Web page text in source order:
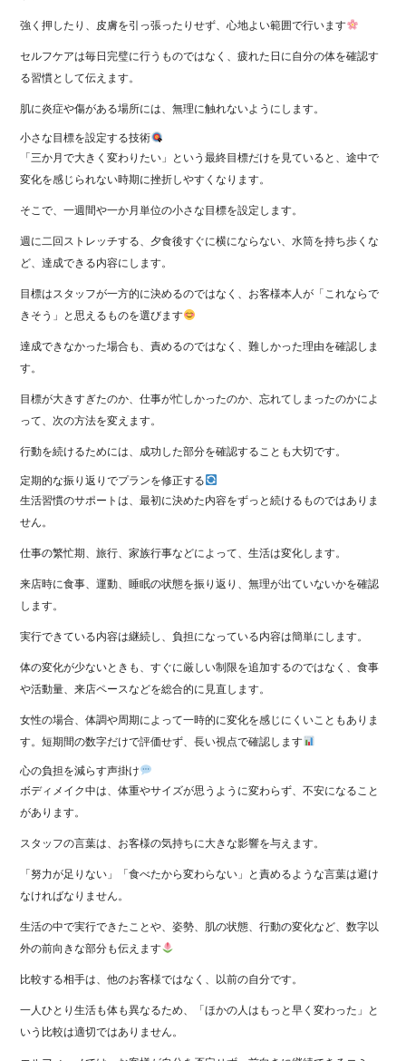
強く押したり、皮膚を引っ張ったりせず、心地よい範囲で行います
セルフケアは毎日完璧に行うものではなく、疲れた日に自分の体を確認す
る習慣として伝えます。
肌に炎症や傷がある場所には、無理に触れないようにします。
小さな目標を設定する技術
「三か月で大きく変わりたい」という最終目標だけを見ていると、途中で
変化を感じられない時期に挫折しやすくなります。
そこで、一週間や一か月単位の小さな目標を設定します。
週に二回ストレッチする、夕食後すぐに横にならない、水筒を持ち歩くな
ど、達成できる内容にします。
目標はスタッフが一方的に決めるのではなく、お客様本人が「これならで
きそう」と思えるものを選びます
達成できなかった場合も、責めるのではなく、難しかった理由を確認しま
す。
目標が大きすぎたのか、仕事が忙しかったのか、忘れてしまったのかによ
って、次の方法を変えます。
行動を続けるためには、成功した部分を確認することも大切です。
定期的な振り返りでプランを修正する
生活習慣のサポートは、最初に決めた内容をずっと続けるものではありま
せん。
仕事の繁忙期、旅行、家族行事などによって、生活は変化します。
来店時に食事、運動、睡眠の状態を振り返り、無理が出ていないかを確認
します。
実行できている内容は継続し、負担になっている内容は簡単にします。
体の変化が少ないときも、すぐに厳しい制限を追加するのではなく、食事
や活動量、来店ペースなどを総合的に見直します。
女性の場合、体調や周期によって一時的に変化を感じにくいこともありま
す。短期間の数字だけで評価せず、長い視点で確認します
心の負担を減らす声掛け
ボディメイク中は、体重やサイズが思うように変わらず、不安になること
があります。
スタッフの言葉は、お客様の気持ちに大きな影響を与えます。
「努力が足りない」「食べたから変わらない」と責めるような言葉は避け
なければなりません。
生活の中で実行できたことや、姿勢、肌の状態、行動の変化など、数字以
外の前向きな部分も伝えます
比較する相手は、他のお客様ではなく、以前の自分です。
一人ひとり生活も体も異なるため、「ほかの人はもっと早く変わった」と
いう比較は適切ではありません。